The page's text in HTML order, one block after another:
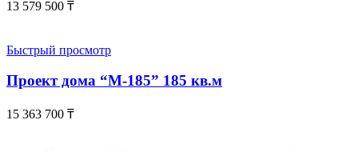
13 579 500 ₸
Быстрый просмотр
Проект дома “М-185” 185 кв.м
15 363 700 ₸